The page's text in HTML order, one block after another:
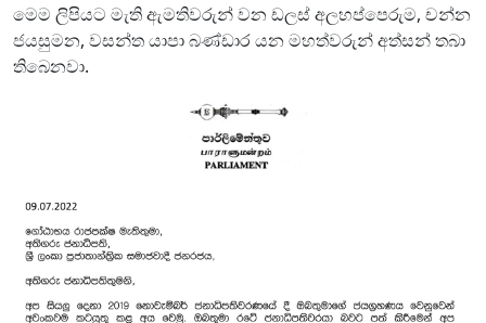
මෙම ලිපියට මැති ඇමතිවරුන් වන ඩලස් අලහප්පෙරුම, චන්න
ජයසුමන, වසන්ත යාපා බණ්ඩාර යන මහත්වරුන් අත්සන් තබා
තිබෙනවා.